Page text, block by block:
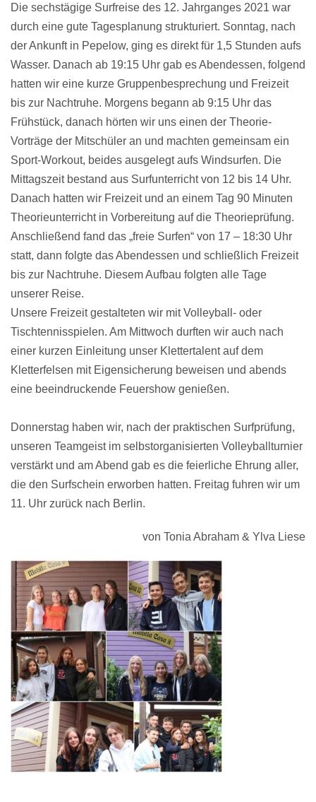
Die sechstägige Surfreise des 12. Jahrganges 2021 war
durch eine gute Tagesplanung strukturiert. Sonntag, nach
der Ankunft in Pepelow, ging es direkt für 1,5 Stunden aufs
Wasser. Danach ab 19:15 Uhr gab es Abendessen, folgend
hatten wir eine kurze Gruppenbesprechung und Freizeit
bis zur Nachtruhe. Morgens begann ab 9:15 Uhr das
Frühstück, danach hörten wir uns einen der Theorie-
Vorträge der Mitschüler an und machten gemeinsam ein
Sport-Workout, beides ausgelegt aufs Windsurfen. Die
Mittagszeit bestand aus Surfunterricht von 12 bis 14 Uhr.
Danach hatten wir Freizeit und an einem Tag 90 Minuten
Theorieunterricht in Vorbereitung auf die Theorieprüfung.
Anschließend fand das „freie Surfen“ von 17 – 18:30 Uhr
statt, dann folgte das Abendessen und schließlich Freizeit
bis zur Nachtruhe. Diesem Aufbau folgten alle Tage
unserer Reise.
Unsere Freizeit gestalteten wir mit Volleyball- oder
Tischtennisspielen. Am Mittwoch durften wir auch nach
einer kurzen Einleitung unser Klettertalent auf dem
Kletterfelsen mit Eigensicherung beweisen und abends
eine beeindruckende Feuershow genießen.
Donnerstag haben wir, nach der praktischen Surfprüfung,
unseren Teamgeist im selbstorganisierten Volleyballturnier
verstärkt und am Abend gab es die feierliche Ehrung aller,
die den Surfschein erworben hatten. Freitag fuhren wir um
11. Uhr zurück nach Berlin.
von Tonia Abraham & Ylva Liese